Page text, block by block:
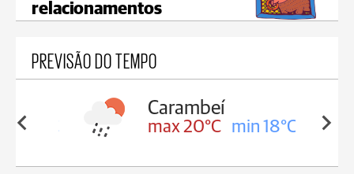
relacionamentos
PREVISÃO DO TEMPO
18°C
Carambeí
max 20°C min 18°C